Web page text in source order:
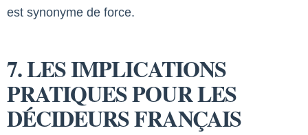
est synonyme de force.
7. LES IMPLICATIONS
PRATIQUES POUR LES
DÉCIDEURS FRANÇAIS